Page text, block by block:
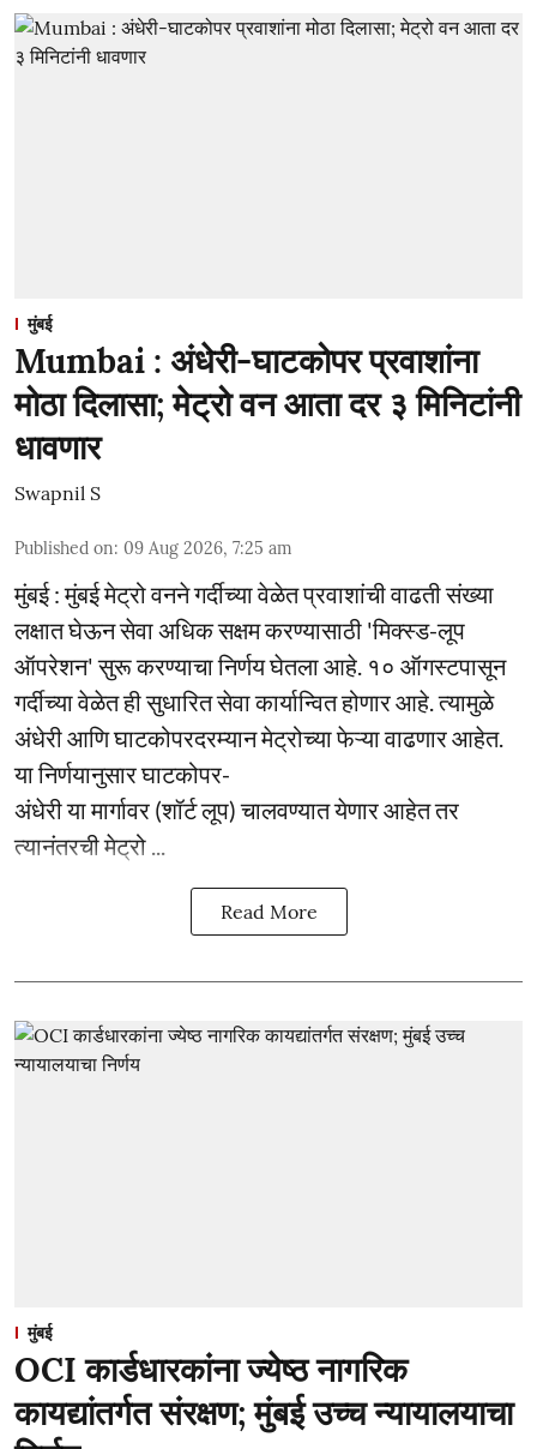
मुंबई
Mumbai : अंधेरी-घाटकोपर प्रवाशांना
मोठा दिलासा; मेट्रो वन आता दर ३ मिनिटांनी
धावणार
Swapnil S
Published on: 09 Aug 2026, 7:25 am
मुंबई : मुंबई मेट्रो वनने गर्दीच्या वेळेत प्रवाशांची वाढती संख्या
लक्षात घेऊन सेवा अधिक सक्षम करण्यासाठी 'मिक्स्ड-लूप
ऑपरेशन' सुरू करण्याचा निर्णय घेतला आहे. १० ऑगस्टपासून
गर्दीच्या वेळेत ही सुधारित सेवा कार्यान्वित होणार आहे. त्यामुळे
अंधेरी आणि घाटकोपरदरम्यान मेट्रोच्या फेऱ्या वाढणार आहेत.
या निर्णयानुसार घाटकोपर-
अंधेरी या मार्गावर (शॉर्ट लूप) चालवण्यात येणार आहेत तर
त्यानंतरची मेट्रो ...
Read More
मुंबई
OCI कार्डधारकांना ज्येष्ठ नागरिक
कायद्यांतर्गत संरक्षण; मुंबई उच्च न्यायालयाचा